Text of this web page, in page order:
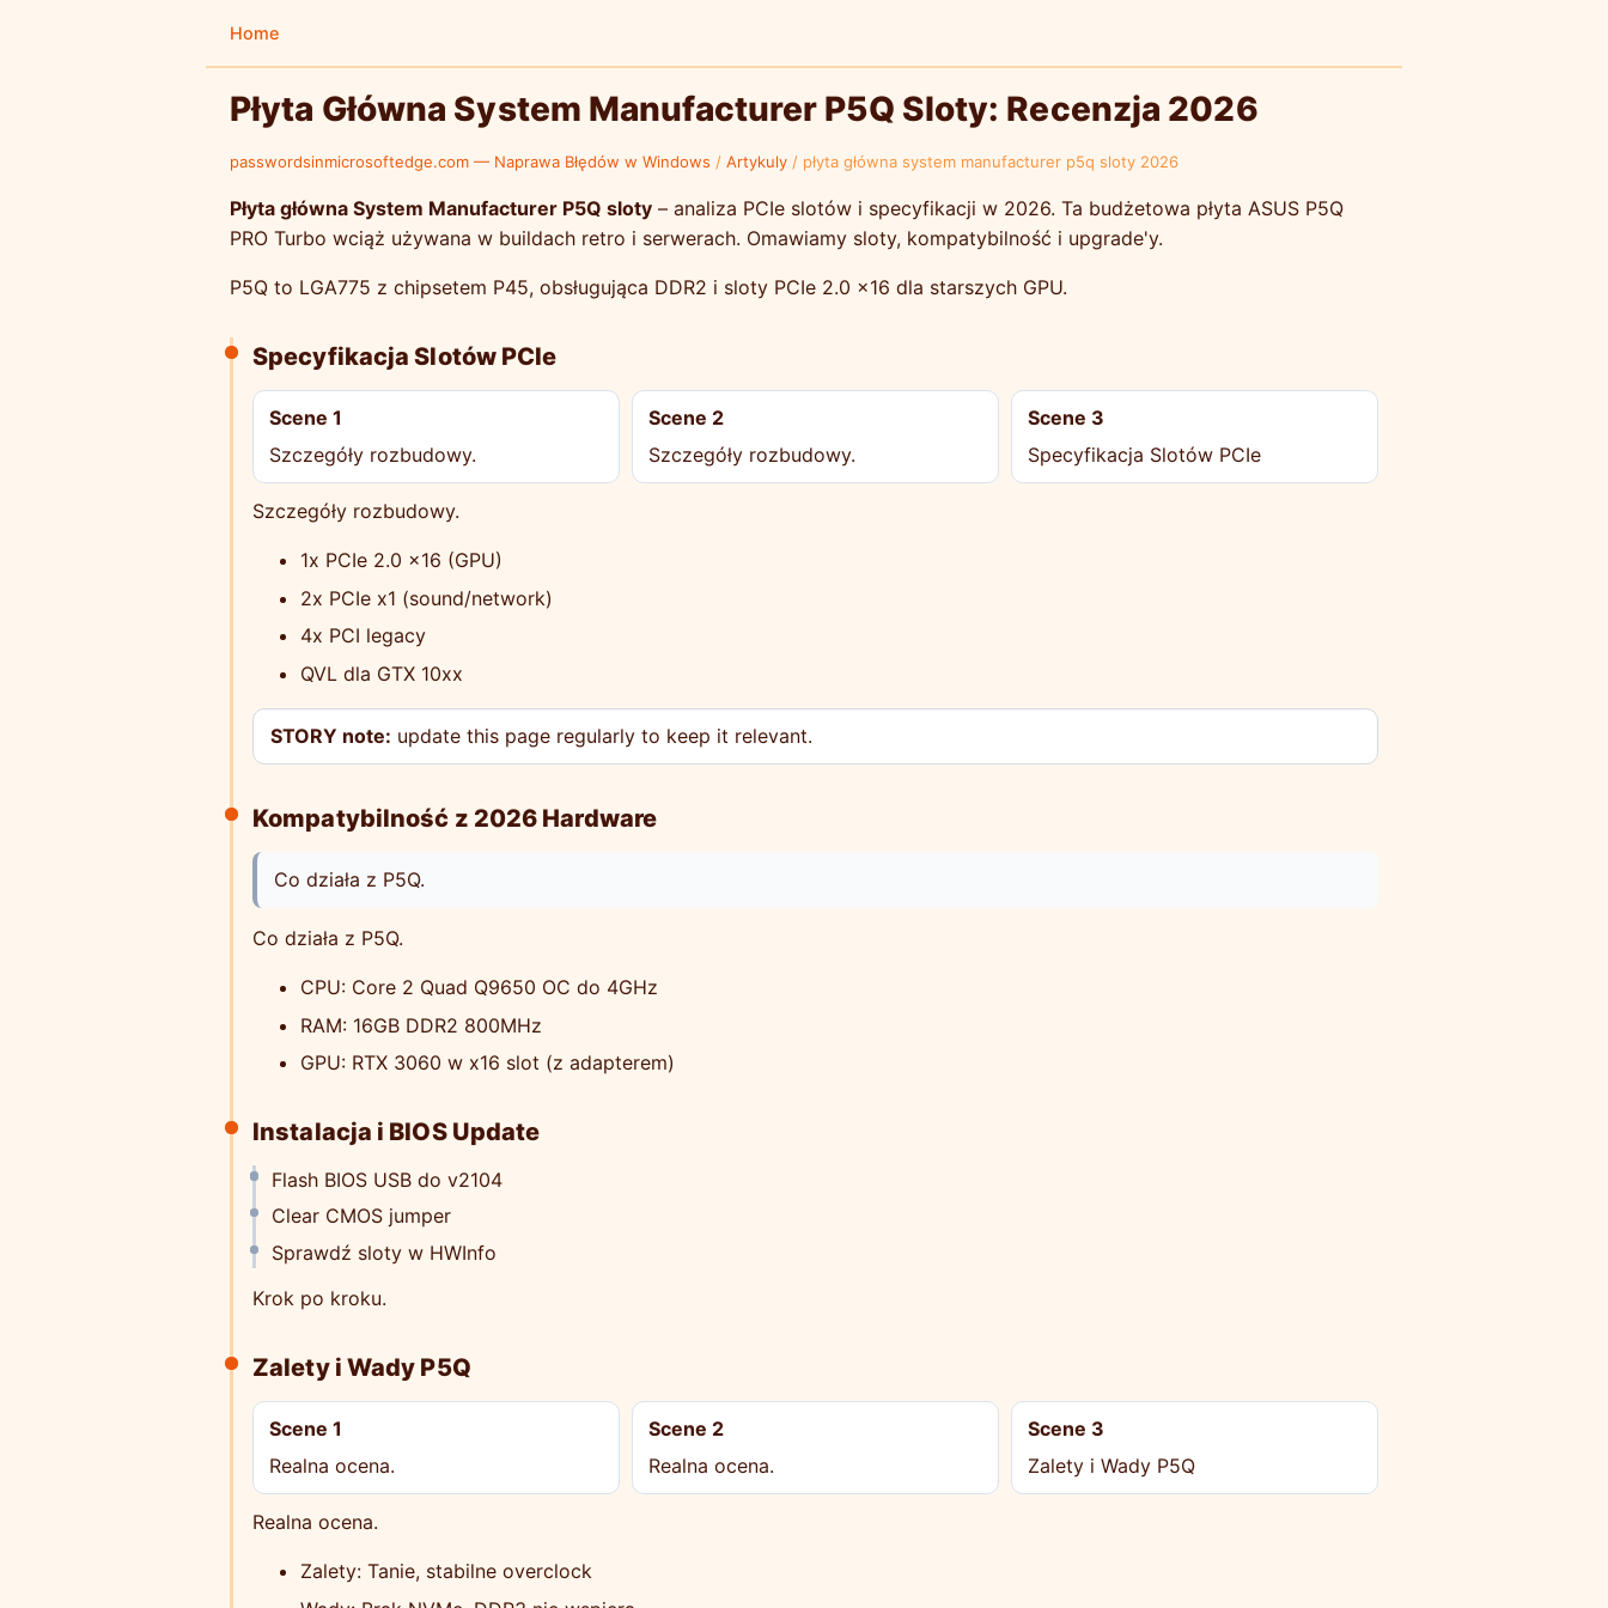
Home
Płyta Główna System Manufacturer P5Q Sloty: Recenzja 2026
passwordsinmicrosoftedge.com — Naprawa Błędów w Windows / Artykuly / płyta główna system manufacturer p5q sloty 2026
Płyta główna System Manufacturer P5Q sloty – analiza PCIe slotów i specyfikacji w 2026. Ta budżetowa płyta ASUS P5Q
PRO Turbo wciąż używana w buildach retro i serwerach. Omawiamy sloty, kompatybilność i upgrade'y.
P5Q to LGA775 z chipsetem P45, obsługująca DDR2 i sloty PCIe 2.0 x16 dla starszych GPU.
Specyfikacja Slotów PCIe
Scene 1
Szczegóły rozbudowy.
Scene 2
Szczegóły rozbudowy.
Scene 3
Specyfikacja Slotów PCIe
Szczegóły rozbudowy.
1x PCIe 2.0 x16 (GPU)
2x PCIe x1 (sound/network)
4x PCI legacy
QVL dla GTX 10xx
STORY note: update this page regularly to keep it relevant.
Kompatybilność z 2026 Hardware
Co działa z P5Q.
Co działa z P5Q.
CPU: Core 2 Quad Q9650 OC do 4GHz
RAM: 16GB DDR2 800MHz
GPU: RTX 3060 w x16 slot (z adapterem)
Instalacja i BIOS Update
Flash BIOS USB do v2104
Clear CMOS jumper
Sprawdź sloty w HWInfo
Krok po kroku.
Zalety i Wady P5Q
Scene 1
Realna ocena.
Scene 2
Realna ocena.
Scene 3
Zalety i Wady P5Q
Realna ocena.
Zalety: Tanie, stabilne overclock